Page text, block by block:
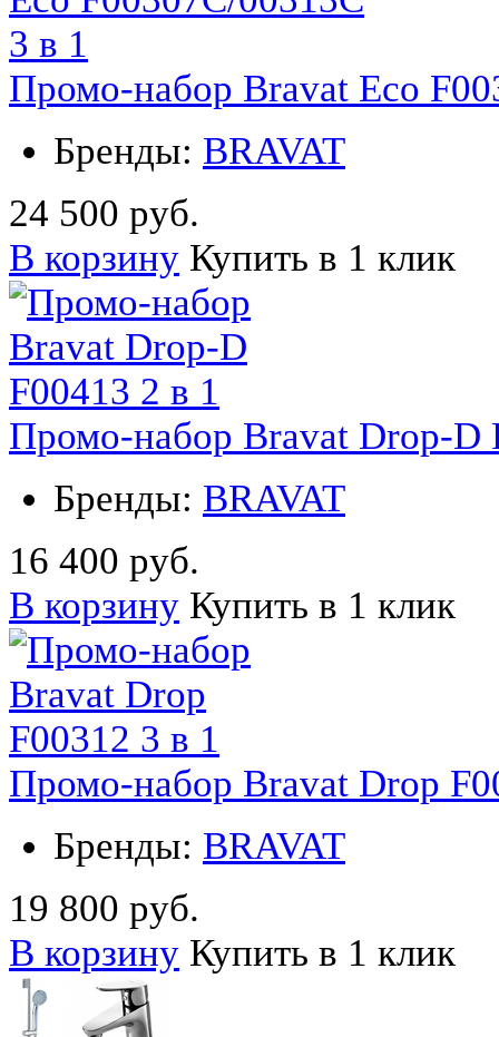
Промо-набор Bravat Eco
Бренды: BRAVAT
24 500 руб.
В корзину Купить в 1 клик
Промо-набор Bravat Drop-D
Бренды: BRAVAT
16 400 руб.
В корзину Купить в 1 клик
Промо-набор Bravat Drop
Бренды: BRAVAT
19 800 руб.
В корзину Купить в 1 клик